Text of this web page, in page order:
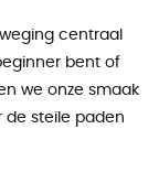
centraal
bent of
we onze smaak
de steile paden